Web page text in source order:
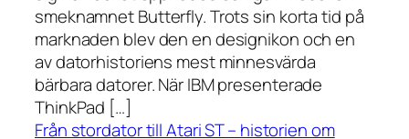
smeknamnet Butterfly. Trots sin korta tid på
marknaden blev den en designikon och en
av datorhistoriens mest minnesvärda
bärbara datorer. När IBM presenterade
ThinkPad […]
Från stordator till Atari ST – historien om